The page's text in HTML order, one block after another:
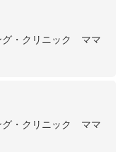
グ・クリニック ママ
グ・クリニック ママ